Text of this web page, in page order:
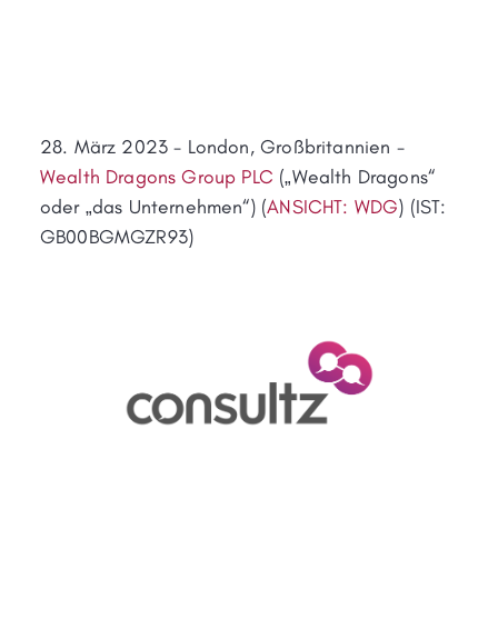
28. März 2023 - London, Großbritannien -
Wealth Dragons Group PLC („Wealth Dragons“
oder „das Unternehmen“) (ANSICHT: WDG) (IST:
GB00BGMGZR93)